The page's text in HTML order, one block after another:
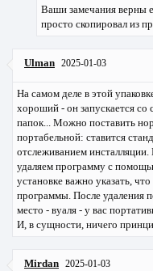
Ваши замечания верны
просто скопировал из
Ulman 2025-01-03
На самом деле в этой
хороший - он запускается со
папок... Можно поставить
портабельной: ставится
отслеживанием
удаляем программу с
установке важно указать,
программы. После удаления
место - вуаля - у вас
И, в сущности, ничего
Mirdan 2025-01-03